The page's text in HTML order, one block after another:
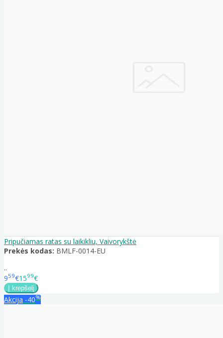
Pripučiamas ratas su laikikliu, Vaivorykštė
Prekės kodas: BMLF-0014-EU
..
959€1599€
Akcija -40%